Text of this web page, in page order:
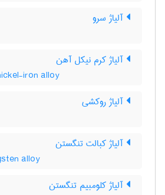
آلیاژ سرو
آلیاژ کرم نیکل آهن
iron alloy
آلیاژ روکشی
آلیاژ کبالت تنگستن
alloy
آلیاژ کلومبیم تنگستن